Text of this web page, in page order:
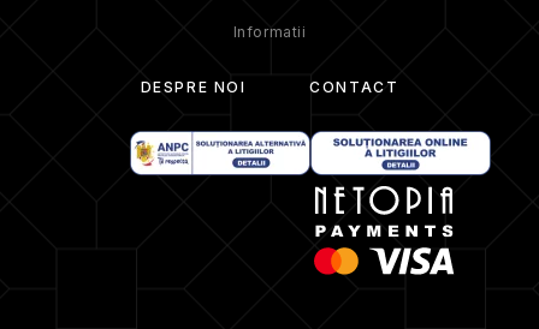
Informatii
DESPRE NOI CONTACT